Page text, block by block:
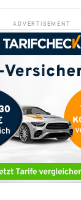
ADVERTISEMENT